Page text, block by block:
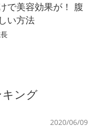
で美容効果が！ 腹
い方法
ング
2020/06/09